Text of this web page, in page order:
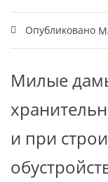
Опубликовано
Милые
и при